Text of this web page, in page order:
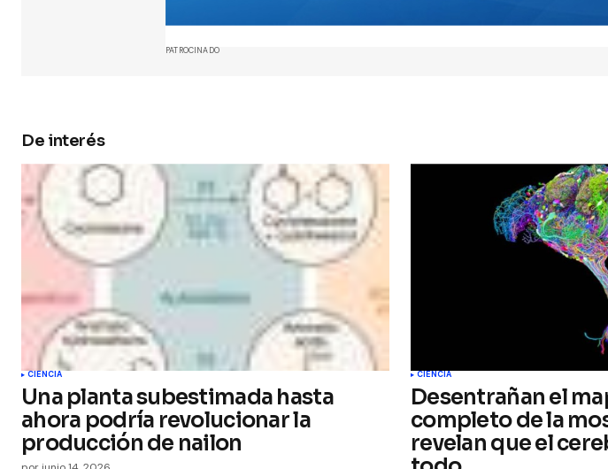
próxima vez que comente.
PATROCINADO
De interés
CIENCIA
Una planta subestimada hasta
ahora podría revolucionar la
producción de nailon
CIENCIA
Desentrañan el
completo de la
revelan que el